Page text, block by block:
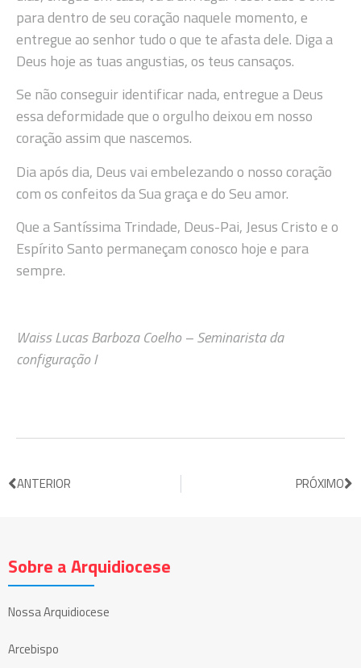
para dentro de seu coração naquele momento, e
entregue ao senhor tudo o que te afasta dele. Diga a
Deus hoje as tuas angustias, os teus cansaços.
Se não conseguir identificar nada, entregue a Deus
essa deformidade que o orgulho deixou em nosso
coração assim que nascemos.
Dia após dia, Deus vai embelezando o nosso coração
com os confeitos da Sua graça e do Seu amor.
Que a Santíssima Trindade, Deus-Pai, Jesus Cristo e o
Espírito Santo permaneçam conosco hoje e para
sempre.
Waiss Lucas Barboza Coelho –Seminarista da
configuração I
ANTERIOR PRÓXIMO
Sobre a Arquidiocese
Nossa Arquidiocese
Arcebispo